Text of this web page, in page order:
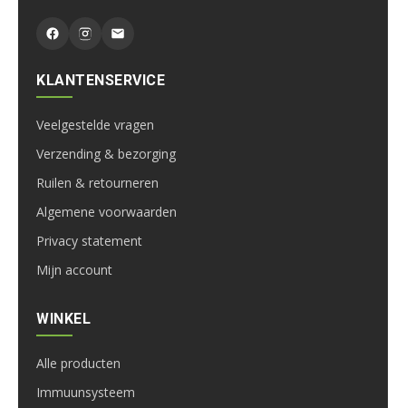
KLANTENSERVICE
Veelgestelde vragen
Verzending & bezorging
Ruilen & retourneren
Algemene voorwaarden
Privacy statement
Mijn account
WINKEL
Alle producten
Immuunsysteem